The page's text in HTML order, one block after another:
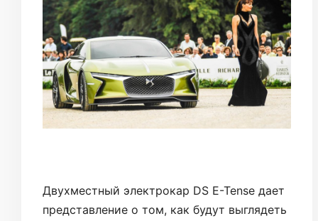
Двухместный электрокар DS E-Tense дает
представление о том, как будут выглядеть